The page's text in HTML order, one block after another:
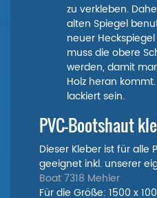
zu verkleben.
alten Spiegel
neuer
muss die obere
werden, damit
Holz heran
lackiert sein.
PVC-Bootshaut
Dieser Kleber ist für alle
geeignet inkl. unserer
Boat 7318 Mehler
Für die Größe: 1500 x